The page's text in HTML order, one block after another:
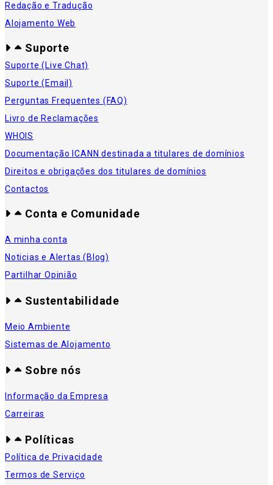
Redação e Tradução
Alojamento Web
Suporte
Suporte (Live Chat)
Suporte (Email)
Perguntas Frequentes (FAQ)
Livro de Reclamações
WHOIS
Documentação ICANN destinada a titulares de domínios
Direitos e obrigações dos titulares de domínios
Contactos
Conta e Comunidade
A minha conta
Noticias e Alertas (Blog)
Partilhar Opinião
Sustentabilidade
Meio Ambiente
Sistemas de Alojamento
Sobre nós
Informação da Empresa
Carreiras
Políticas
Política de Privacidade
Termos de Serviço